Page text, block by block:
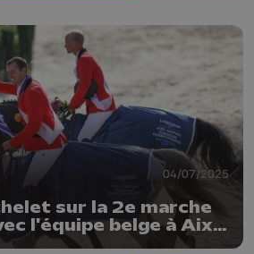
04/07/2025
sur la 2e marche
l'équipe belge à Aix-